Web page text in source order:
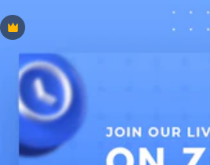
Премиум